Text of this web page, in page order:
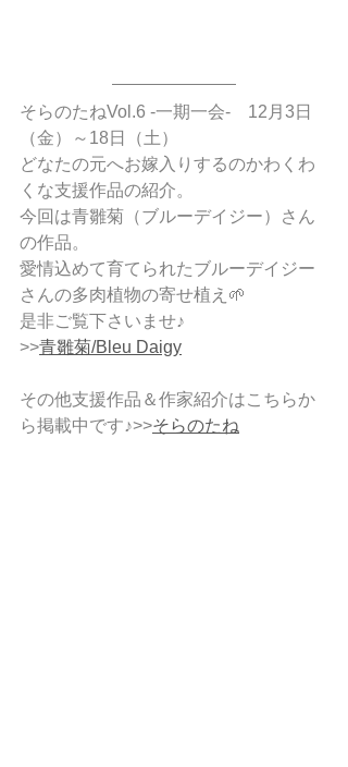
そらのたねVol.6 -一期一会-　12月3日
（金）～18日（土）
どなたの元へお嫁入りするのかわくわ
くな支援作品の紹介。
今回は青雛菊（ブルーデイジー）さん
の作品。
愛情込めて育てられたブルーデイジー
さんの多肉植物の寄せ植え🌱
是非ご覧下さいませ♪
>>青雛菊/Bleu Daigy
その他支援作品＆作家紹介はこちらか
ら掲載中です♪>>そらのたね